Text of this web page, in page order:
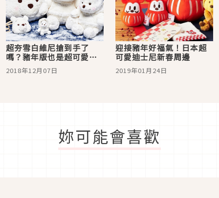
超夯雪白維尼搶到手了
嗎？豬年版也是超可愛必
搶品趕快下手免得後悔
2018年12月07日
迎接豬年好福氣！日本超
可愛迪士尼新春周邊
2019年01月24日
妳可能會喜歡